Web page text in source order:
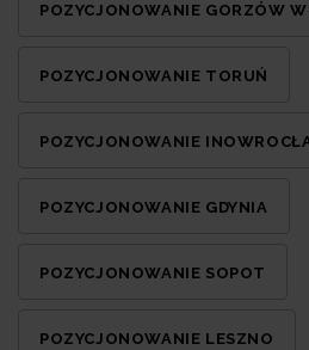
POZYCJONOWANIE GORZÓW
POZYCJONOWANIE TORUŃ
POZYCJONOWANIE
POZYCJONOWANIE GDYNIA
POZYCJONOWANIE SOPOT
POZYCJONOWANIE LESZNO